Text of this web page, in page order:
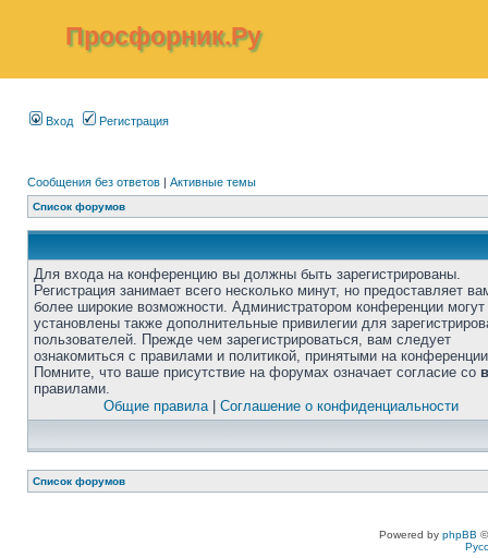
Просфорник.Ру
Вход Регистрация
Сообщения без ответов | Активные темы
Список форумов
Для входа на конференцию вы должны быть зарегистрированы.
Регистрация занимает всего несколько минут, но предоставляет
более широкие возможности. Администратором конференции
установлены также дополнительные привилегии для
пользователей. Прежде чем зарегистрироваться, вам следует
ознакомиться с правилами и политикой, принятыми на
Помните, что ваше присутствие на форумах означает согласие со
правилами.
Общие правила| Соглашение о конфиденциальности
Список форумов
Powered by phpBB